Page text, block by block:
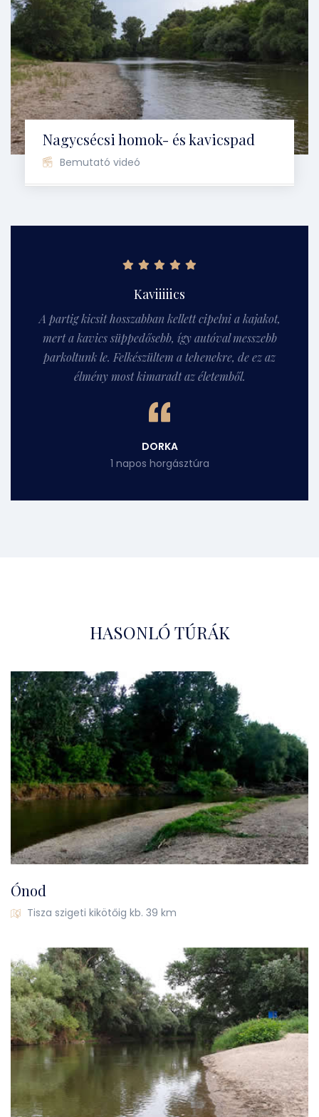
Nagycsécsi homok- és kavicspad
Bemutató videó
Kaviiiiics
A partig kicsit hosszabban kellett cipelni a kajakot,
mert a kavics süppedősebb, így autóval messzebb
parkoltunk le. Felkészültem a tehenekre, de ez az
élmény most kimaradt az életemből.
DORKA
1 napos horgásztúra
HASONLÓ TÚRÁK
Ónod
Tisza szigeti kikötőig kb. 39 km